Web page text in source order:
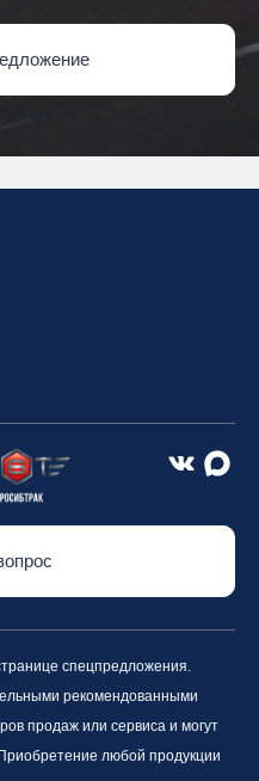
спецпредложения.
рекомендованными
продаж или сервиса и могут
любой продукции